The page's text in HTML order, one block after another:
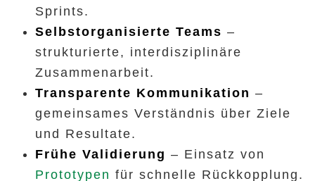
Sprints.
Selbstorganisierte Teams –
strukturierte, interdisziplinäre
Zusammenarbeit.
Transparente Kommunikation –
gemeinsames Verständnis über Ziele
und Resultate.
Frühe Validierung – Einsatz von
Prototypen für schnelle Rückkopplung.